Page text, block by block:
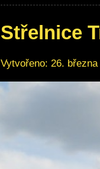
Střelnice
Vytvořeno: 26. března